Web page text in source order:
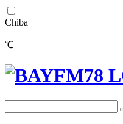
Chiba
℃